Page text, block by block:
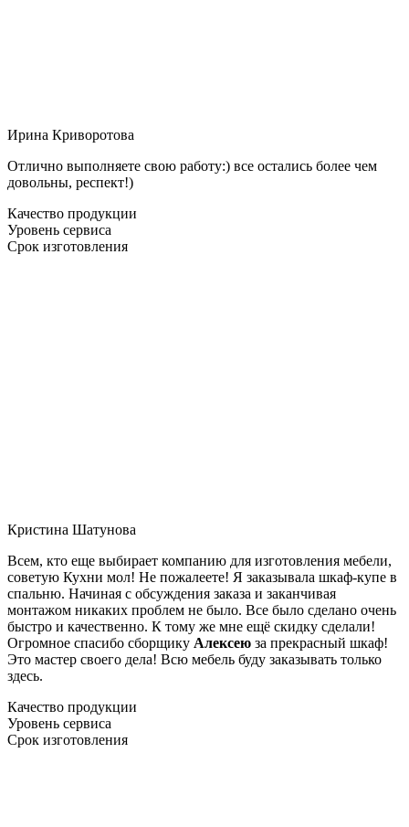
Ирина Криворотова
Отлично выполняете свою работу:) все остались более чем
довольны, респект!)
Качество продукции
Уровень сервиса
Срок изготовления
Кристина Шатунова
Всем, кто еще выбирает компанию для изготовления мебели,
советую Кухни мол! Не пожалеете! Я заказывала шкаф-купе в
спальню. Начиная с обсуждения заказа и заканчивая
монтажом никаких проблем не было. Все было сделано очень
быстро и качественно. К тому же мне ещё скидку сделали!
Огромное спасибо сборщику Алексею за прекрасный шкаф!
Это мастер своего дела! Всю мебель буду заказывать только
здесь.
Качество продукции
Уровень сервиса
Срок изготовления